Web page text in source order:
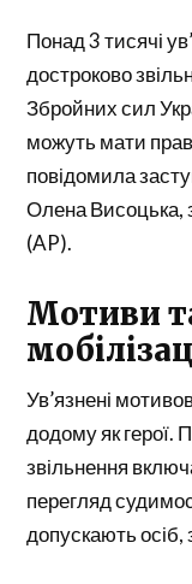
Понад 3 тисячі
достроково
Збройних сил
можуть мати
повідомила
Олена Висоцька,
(AP).
Мотиви
Ув’язнені
додому як герої.
звільнення
перегляд
допускають осіб,